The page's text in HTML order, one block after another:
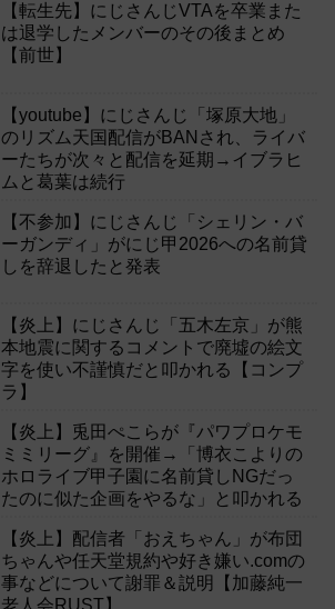
【転生先】にじさんじVTAを卒業また
は退学したメンバーのその後まとめ
【前世】
【youtube】にじさんじ「塚原大地」
のリズム天国配信がBANされ、ライバ
ーたちが次々と配信を延期→イブラヒ
ムと葛葉は続行
【不参加】にじさんじ「シェリン・バ
ーガンディ」がにじ甲2026への名前貸
しを辞退したと発表
【炎上】にじさんじ「五木左京」が熊
本地震に関するコメントで廃墟の絵文
字を使い不謹慎だと叩かれる【コンプ
ラ】
【炎上】兎田ぺこらが『パワプロケモ
ミミリーグ』を開催→「博衣こよりの
ホロライブ甲子園に名前貸しNGだっ
たのに似た企画をやるな」と叩かれる
【炎上】配信者「おえちゃん」が布団
ちゃんや任天堂規約や好き嫌い.comの
事などについて謝罪＆説明【加藤純一
老人会RUST】